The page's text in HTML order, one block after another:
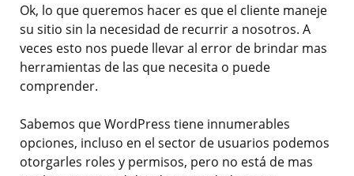
Ok, lo que queremos hacer es que el cliente maneje
su sitio sin la necesidad de recurrir a nosotros. A
veces esto nos puede llevar al error de brindar mas
herramientas de las que necesita o puede
comprender.
Sabemos que WordPress tiene innumerables
opciones, incluso en el sector de usuarios podemos
otorgarles roles y permisos, pero no está de mas